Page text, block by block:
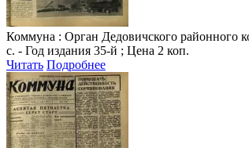
Коммуна : Орган Дедовичского районного
с. - Год издания 35-й ; Цена 2 коп.
Читать Подробнее